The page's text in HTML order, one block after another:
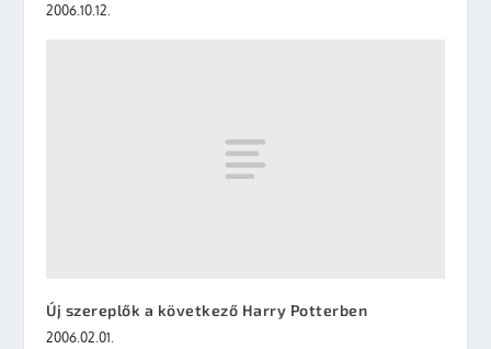
2006.10.12.
Új szereplők a következő Harry Potterben
2006.02.01.